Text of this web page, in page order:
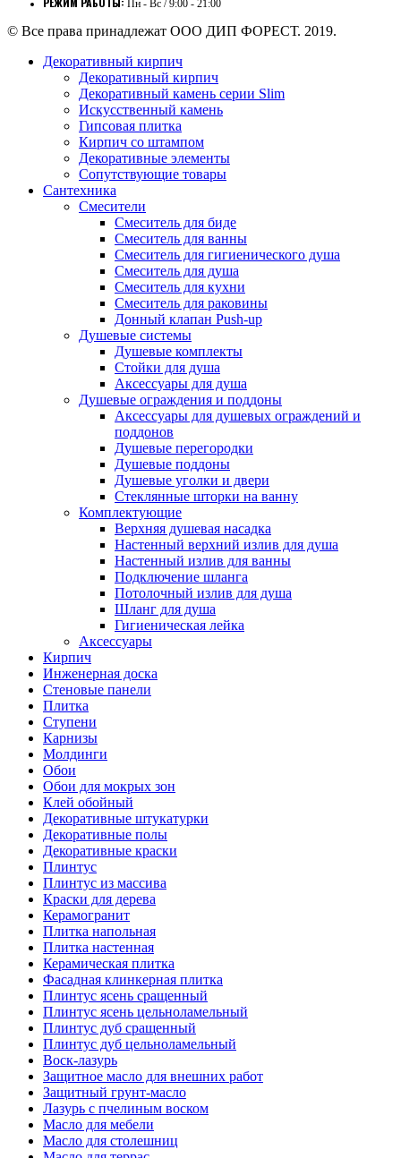
Пн - Вс / 9:00 - 21:00
© Все права принадлежат ООО ДИП ФОРЕСТ. 2019.
Декоративный кирпич
Декоративный кирпич
Декоративный камень серии Slim
Искусственный камень
Гипсовая плитка
Кирпич со штампом
Декоративные элементы
Сопутствующие товары
Сантехника
Смесители
Смеситель для биде
Смеситель для ванны
Смеситель для гигиенического душа
Смеситель для душа
Смеситель для кухни
Смеситель для раковины
Донный клапан Push-up
Душевые системы
Душевые комплекты
Стойки для душа
Аксессуары для душа
Душевые ограждения и поддоны
Аксессуары для душевых ограждений и
поддонов
Душевые перегородки
Душевые поддоны
Душевые уголки и двери
Стеклянные шторки на ванну
Комплектующие
Верхняя душевая насадка
Настенный верхний излив для душа
Настенный излив для ванны
Подключение шланга
Потолочный излив для душа
Шланг для душа
Гигиеническая лейка
Аксессуары
Кирпич
Инженерная доска
Стеновые панели
Плитка
Ступени
Карнизы
Молдинги
Обои
Обои для мокрых зон
Клей обойный
Декоративные штукатурки
Декоративные полы
Декоративные краски
Плинтус
Плинтус из массива
Краски для дерева
Керамогранит
Плитка напольная
Плитка настенная
Керамическая плитка
Фасадная клинкерная плитка
Плинтус ясень сращенный
Плинтус ясень цельноламельный
Плинтус дуб сращенный
Плинтус дуб цельноламельный
Воск-лазурь
Защитное масло для внешних работ
Защитный грунт-масло
Лазурь с пчелиным воском
Масло для мебели
Масло для столешниц